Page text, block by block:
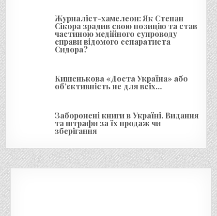
с
і
в
Журналіст-хамелеон: Як Степан
Сікора зрадив свою позицію та став
частиною медійного супроводу
справи відомого сепаратиста
Сидора?
Кишенькова «Доста Україна» або
об’єктивність не для всіх…
Заборонені книги в Україні. Видання
та штрафи за їх продаж чи
зберігання